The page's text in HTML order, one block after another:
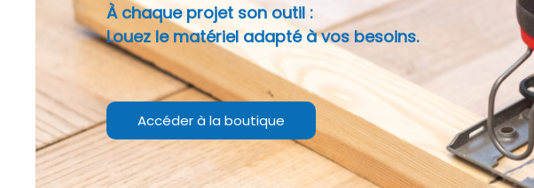
À chaque projet son outil :
Louez le matériel adapté à vos besoins.
Accéder à la boutique